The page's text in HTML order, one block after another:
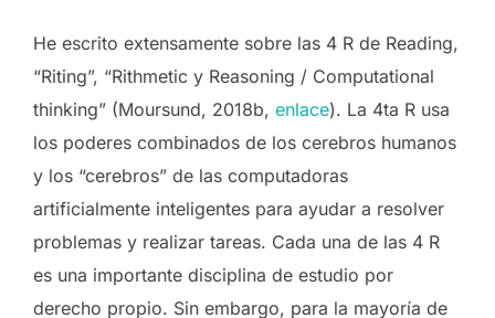
He escrito extensamente sobre las 4 R de Reading,
“Riting”, “Rithmetic y Reasoning / Computational
thinking” (Moursund, 2018b, enlace). La 4ta R usa
los poderes combinados de los cerebros humanos
y los “cerebros” de las computadoras
artificialmente inteligentes para ayudar a resolver
problemas y realizar tareas. Cada una de las 4 R
es una importante disciplina de estudio por
derecho propio. Sin embargo, para la mayoría de